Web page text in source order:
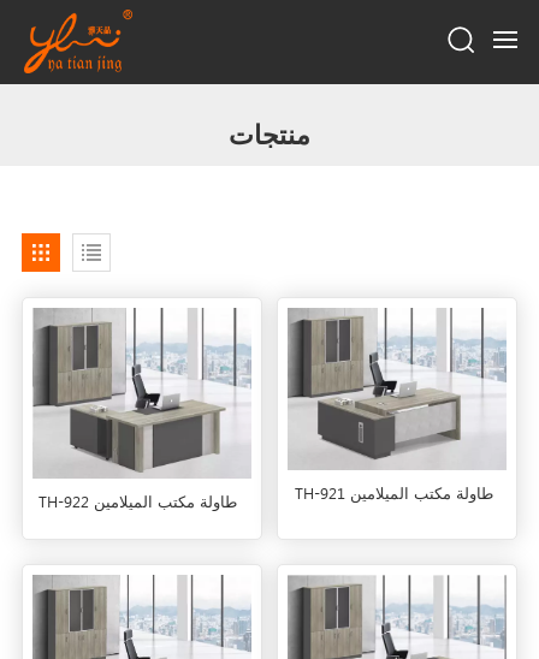
منتجات
TH-922 طاولة مكتب الميلامين TH-921 طاولة مكتب الميلامين